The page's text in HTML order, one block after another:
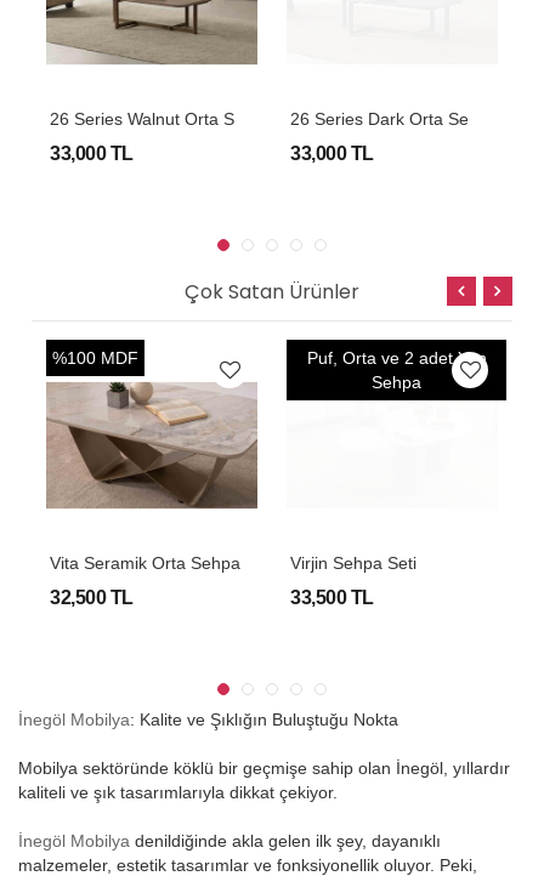
33,000 TL 33,000 TL
Çok Satan Ürünler
%100 MDF
Vita Seramik Orta Sehpa
32,500 TL
Puf, Orta ve 2 adet Yan
Sehpa
Virjin Sehpa Seti
33,500 TL
İnegöl Mobilya: Kalite ve Şıklığın Buluştuğu Nokta
Mobilya sektöründe köklü bir geçmişe sahip olan İnegöl, yıllardır
kaliteli ve şık tasarımlarıyla dikkat çekiyor.
İnegöl Mobilya denildiğinde akla gelen ilk şey, dayanıklı
malzemeler, estetik tasarımlar ve fonksiyonellik oluyor. Peki,